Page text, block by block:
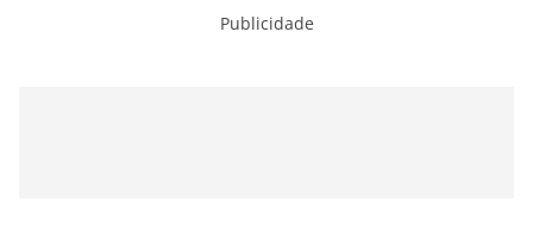
Publicidade